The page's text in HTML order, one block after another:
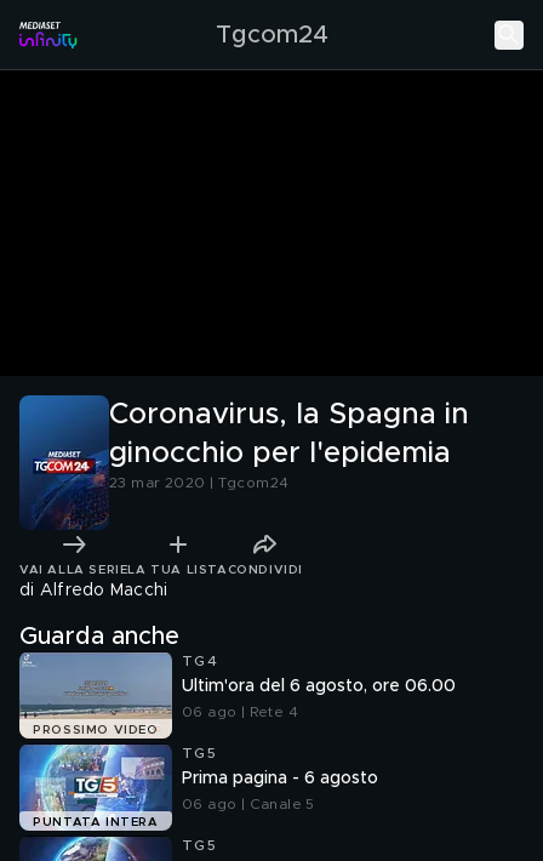
Tgcom24
Coronavirus, la Spagna in
ginocchio per l'epidemia
23 mar 2020 | Tgcom24
VAI ALLA SERIE LA TUA LISTA CONDIVIDI
di Alfredo Macchi
Guarda anche
PROSSIMO VIDEO
TG4
Ultim'ora del 6 agosto, ore 06.00
06 ago | Rete 4
PUNTATA INTERA
TG5
Prima pagina - 6 agosto
06 ago | Canale 5
TG5